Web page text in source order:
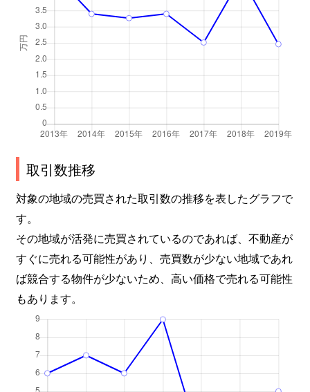
取引数推移
対象の地域の売買された取引数の推移を表したグラフで
す。
その地域が活発に売買されているのであれば、不動産が
すぐに売れる可能性があり、売買数が少ない地域であれ
ば競合する物件が少ないため、高い価格で売れる可能性
もあります。